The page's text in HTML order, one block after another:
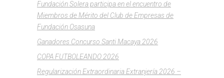
Fundación Solera participa en el encuentro de
Miembros de Mérito del Club de Empresas de
Fundación Osasuna
Ganadores Concurso Santi Macaya 2026
COPA FUTBOLEANDO 2026
Regularización Extraordinaria Extranjería 2026 –